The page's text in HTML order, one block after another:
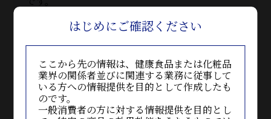
被験物質性状 粉末
はじめにご確認ください
ここから先の情報は、健康食品または化粧品
業界の関係者並びに関連する業務に従事して
いる方への情報提供を目的として作成したも
のです。
一般消費者の方に対する情報提供を目的とし